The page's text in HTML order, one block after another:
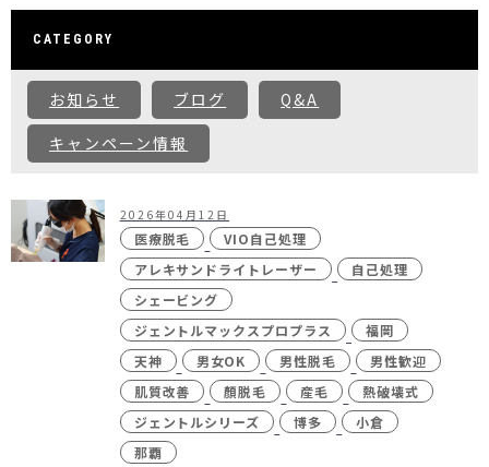
初めての方へ
よくある質問
お問い合わせ
未成年の方へ
- ノーリス(IPL)
- 水光注射
（Dr.施術）
- ピコスポット
- VISIA
- CO2（炭酸ガス）レーザー
- ジュベルック(Juvelook)
CATEGORY
お知らせ ブログ
Q&A
キャンペーン情報
2026年04月12日
医療脱毛
VIO自己処理
アレキサンドライトレーザー
自己処理
シェービング
ジェントルマックスプロプラス
福岡
天神
男女OK 男性脱毛
男性歓迎
肌質改善
顏脱毛 産毛
熱破壊式
ジェントルシリーズ
博多
小倉
那覇